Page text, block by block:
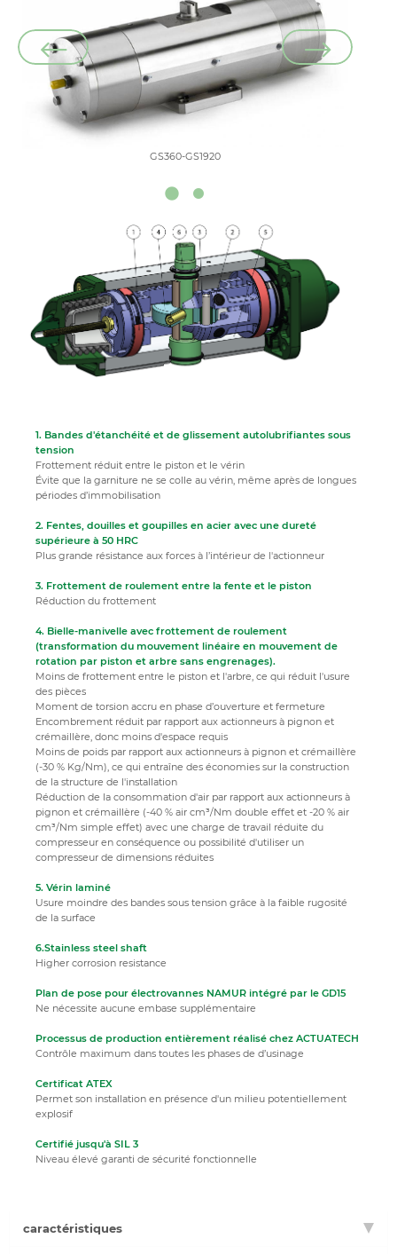
GS360-GS1920
1. Bandes d'étanchéité et de glissement autolubrifiantes sous
tension
Frottement réduit entre le piston et le vérin
Évite que la garniture ne se colle au vérin, même après de longues
périodes d’immobilisation
2. Fentes, douilles et goupilles en acier avec une dureté
supérieure à 50 HRC
Plus grande résistance aux forces à l’intérieur de l'actionneur
3. Frottement de roulement entre la fente et le piston
Réduction du frottement
4. Bielle-manivelle avec frottement de roulement
(transformation du mouvement linéaire en mouvement de
rotation par piston et arbre sans engrenages).
Moins de frottement entre le piston et l'arbre, ce qui réduit l'usure
des pièces
Moment de torsion accru en phase d’ouverture et fermeture
Encombrement réduit par rapport aux actionneurs à pignon et
crémaillère, donc moins d'espace requis
Moins de poids par rapport aux actionneurs à pignon et crémaillère
(-30 % Kg/Nm), ce qui entraîne des économies sur la construction
de la structure de l'installation
Réduction de la consommation d'air par rapport aux actionneurs à
pignon et crémaillère (-40 % air cm³/Nm double effet et -20 % air
cm³/Nm simple effet) avec une charge de travail réduite du
compresseur en conséquence ou possibilité d'utiliser un
compresseur de dimensions réduites
5. Vérin laminé
Usure moindre des bandes sous tension grâce à la faible rugosité
de la surface
6.Stainless steel shaft
Higher corrosion resistance
Plan de pose pour électrovannes NAMUR intégré par le GD15
Ne nécessite aucune embase supplémentaire
Processus de production entièrement réalisé chez ACTUATECH
Contrôle maximum dans toutes les phases de d’usinage
Certificat ATEX
Permet son installation en présence d'un milieu potentiellement
explosif
Certifié jusqu'à SIL 3
Niveau élevé garanti de sécurité fonctionnelle
caractéristiques